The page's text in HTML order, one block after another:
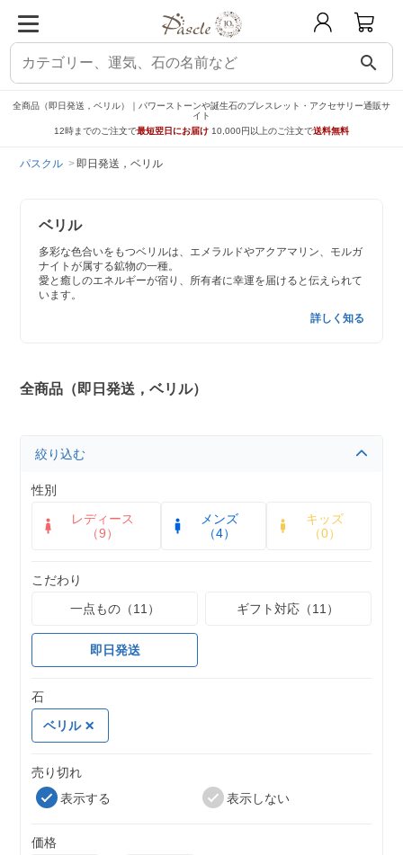
search
全商品（即日発送，ベリル）｜パワーストーンや誕生石のブレスレット・アクセサリー通販サ
イト
12時までのご注文で最短翌日にお届け 10,000円以上のご注文で送料無料
パスクル 即日発送，ベリル
ベリル
多彩な色合いをもつベリルは、エメラルドやアクアマリン、モルガ
ナイトが属する鉱物の一種。
愛と癒しのエネルギーが宿り、所有者に幸運を届けると伝えられて
います。
詳しく知る
全商品（即日発送，ベリル）
絞り込む
性別
レディース
（9）
メンズ
（4）
キッズ
（0）
こだわり
一点もの（11）
ギフト対応（11）
即日発送
石
ベリル
売り切れ
表示する
表示しない
価格